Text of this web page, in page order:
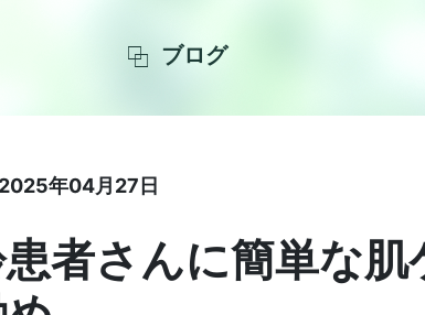
ブログ
年04月27日
者さんに簡単な